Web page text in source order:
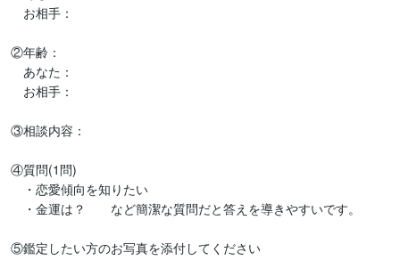
お相手：
②年齢：
あなた：
お相手：
③相談内容：
④質問(1問)
・恋愛傾向を知りたい
・金運は？　　など簡潔な質問だと答えを導きやすいです。
⑤鑑定したい方のお写真を添付してください